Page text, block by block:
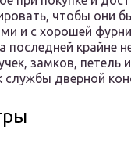
чтобы они
и с хорошей
последней крайне
замков, петель
службы дверной